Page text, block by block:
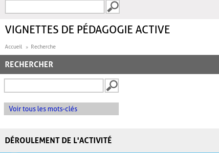
FORMULAIRE DE
VIGNETTES DE PÉDAGOGIE ACTIVE
Accueil Recherche
RECHERCHER
Voir tous les mots-clés
DÉROULEMENT DE L'ACTIVITÉ